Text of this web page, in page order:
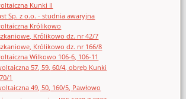
Kunki II
Sp. z o.o. - studnia awaryjna
Królikowo
Królikowo dz. nr 42/7
Królikowo dz. nr 166/8
Wilkowo 106-6, 106-11
57, 59, 60/4, obręb Kunki
1
49, 50, 160/5, Pawłowo